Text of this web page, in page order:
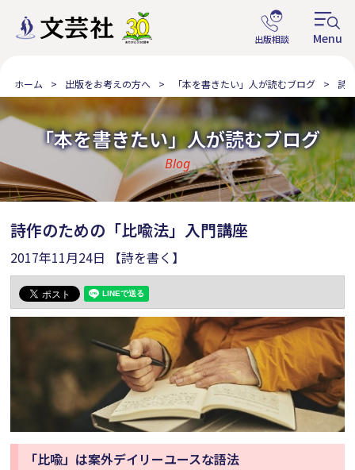
ホーム 出版をお考えの方へ 「本を書きたい」人が読むブログ 詩
「本を書きたい」人が読むブログ
Blog
詩作のための「比喩法」入門講座
2017年11月24日 【詩を書く】
「比喩」は案外デイリーユースな語法